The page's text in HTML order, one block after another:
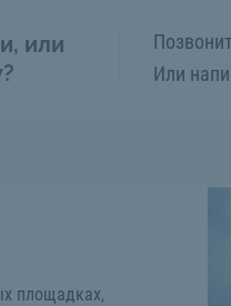
или
Или
площадках,